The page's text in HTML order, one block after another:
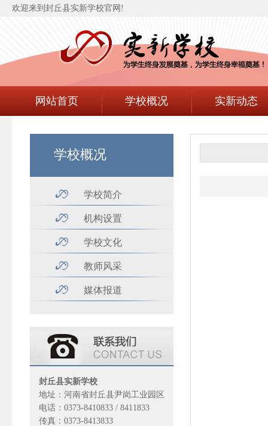
欢迎来到封丘县实新学校官网!
网站首页 学校概况 实新动态
学校概况
学校简介
机构设置
学校文化
教师风采
媒体报道
封丘县实新学校
地址：河南省封丘县尹岗工业园区
电话：0373-8410833 / 8411833
传真：0373-8413833